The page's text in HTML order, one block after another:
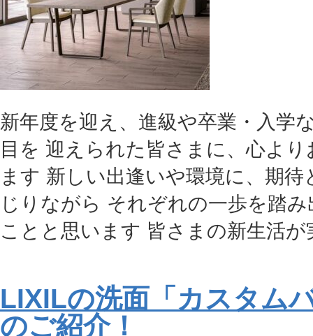
新年度を迎え、進級や卒業・入学
目を 迎えられた皆さまに、心よ
ます 新しい出逢いや環境に、期待
じりながら それぞれの一歩を踏
ことと思います 皆さまの新生活
LIXILの洗面「カスタム
のご紹介！